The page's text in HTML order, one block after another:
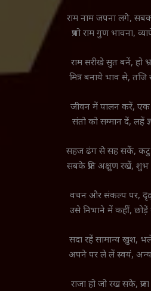
राम नाम जपना लगे,
प्रभो राम गुण भावना,
राम सरीखे सुत बनें, हो
मित्र बनाये भाव से, तजि
जीवन में पालन करें, एक
संतो को सम्मान दें, लहें
सहज ढंग से सह सकें, कटु
सबके प्रति अक्षुण रखें, शुभ
वचन और संकल्प पर,
उसे निभाने में कहीं, छोडे़ं
सदा रहें सामान्य खुश,
अपने पर ले लें स्वयं,
राजा हो जो रख सके,